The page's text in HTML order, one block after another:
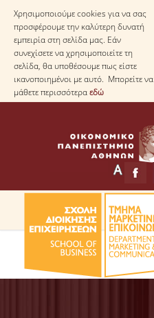
Χρησιμοποιούμε cookies για να σας
προσφέρουμε την καλύτερη δυνατή
εμπειρία στη σελίδα μας. Εάν
συνεχίσετε να χρησιμοποιείτε τη
σελίδα, θα υποθέσουμε πως είστε
ικανοποιημένοι με αυτό. Μπορείτε να
μάθετε περισσότεραεδώ
ΤΟ ΤΜΗΜΑ